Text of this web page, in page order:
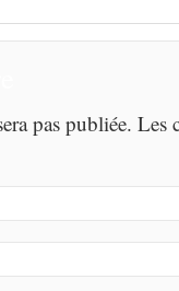
pas publiée.